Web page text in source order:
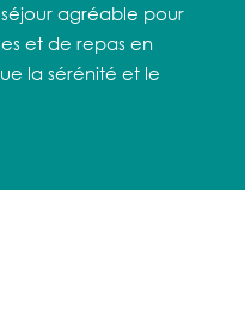
agréable pour
et de repas en
la sérénité et le